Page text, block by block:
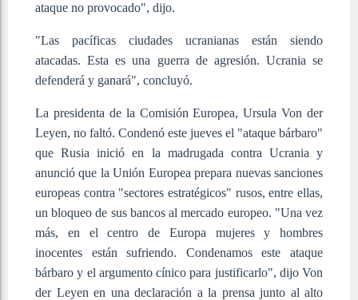
ataque no provocado", dijo.
"Las pacíficas ciudades ucranianas están siendo
atacadas. Esta es una guerra de agresión. Ucrania se
defenderá y ganará", concluyó.
La presidenta de la Comisión Europea, Ursula Von der
Leyen, no faltó. Condenó este jueves el "ataque bárbaro"
que Rusia inició en la madrugada contra Ucrania y
anunció que la Unión Europea prepara nuevas sanciones
europeas contra "sectores estratégicos" rusos, entre ellas,
un bloqueo de sus bancos al mercado europeo. "Una vez
más, en el centro de Europa mujeres y hombres
inocentes están sufriendo. Condenamos este ataque
bárbaro y el argumento cínico para justificarlo", dijo Von
der Leyen en una declaración a la prensa junto al alto